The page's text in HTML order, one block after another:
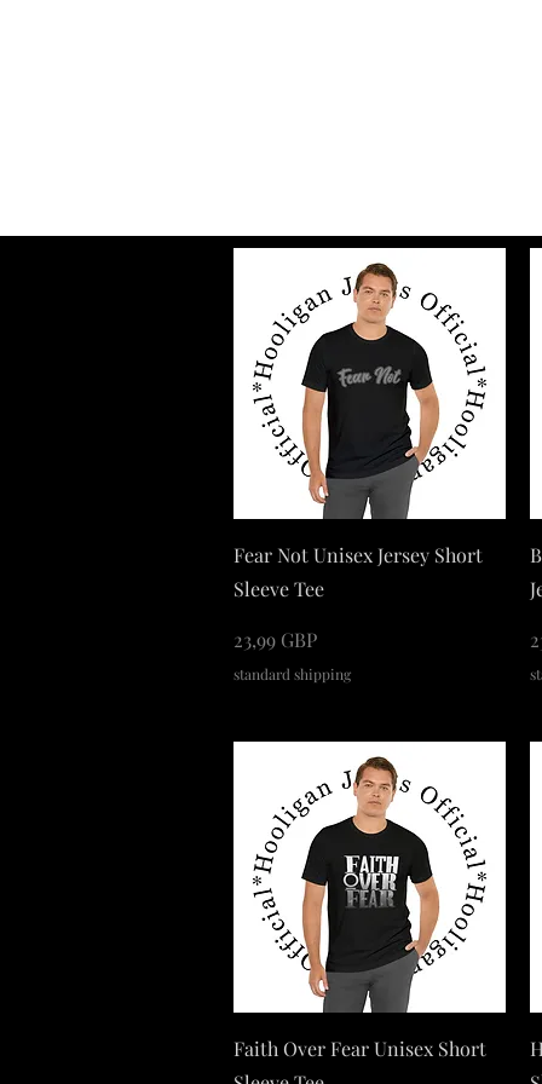
Podgląd
Fear Not Unisex Jersey Short
Sleeve Tee
Cena
23,99 GBP
standard shipping
Podgląd
Faith Over Fear Unisex Short